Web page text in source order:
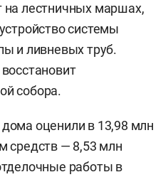
на лестничных маршах,
системы
и ливневых труб.
собора.
оценили в 13,98 млн
средств — 8,53 млн
работы в